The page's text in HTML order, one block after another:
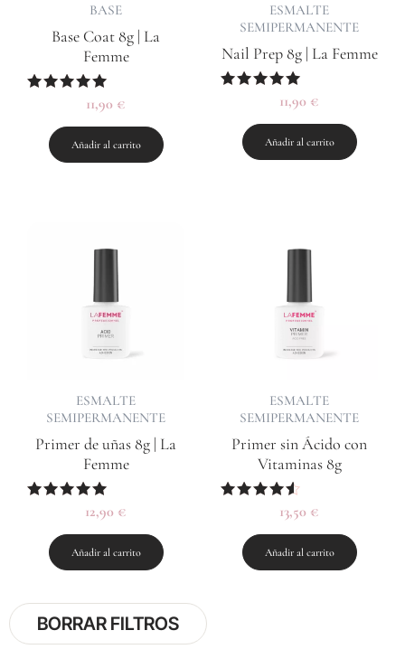
BORRAR FILTROS
BASE
Base Coat 8g | La
Femme
Valorado
4.80
de 5
11,90 €
Añadir al carrito
ESMALTE
SEMIPERMANENTE
Nail Prep 8g | La Femme
Valorado
5.00
de 5
11,90 €
Añadir al carrito
ESMALTE
SEMIPERMANENTE
Primer de uñas 8g | La
Femme
Valorado
4.88
de 5
12,90 €
Añadir al carrito
ESMALTE
SEMIPERMANENTE
Primer sin Ácido con
Vitaminas 8g
Valorado
4.33
de 5
13,50 €
Añadir al carrito